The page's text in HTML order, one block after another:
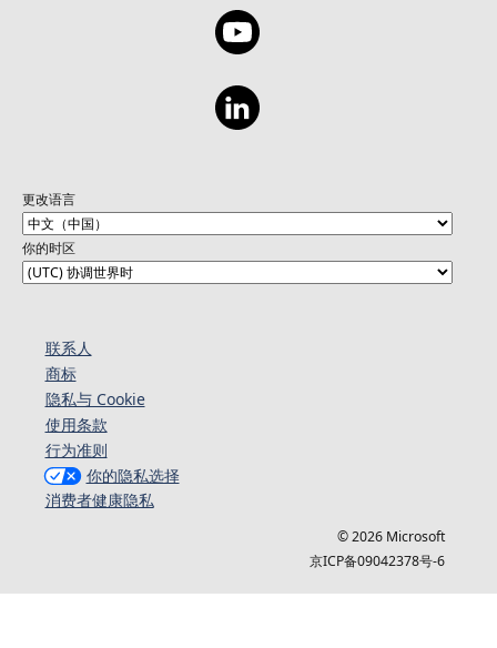
更改语言
你的时区
联系人
商标
隐私与 Cookie
使用条款
行为准则
你的隐私选择
消费者健康隐私
© 2026 Microsoft
京ICP备09042378号-6